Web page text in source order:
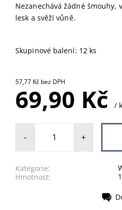
Nezanechává žádné šmouhy,
lesk a svěží vůně.
Skupinové balení: 12 ks
57,77 Kč bez DPH
69,90 Kč /
- +
Kategorie:
Hmotnost: